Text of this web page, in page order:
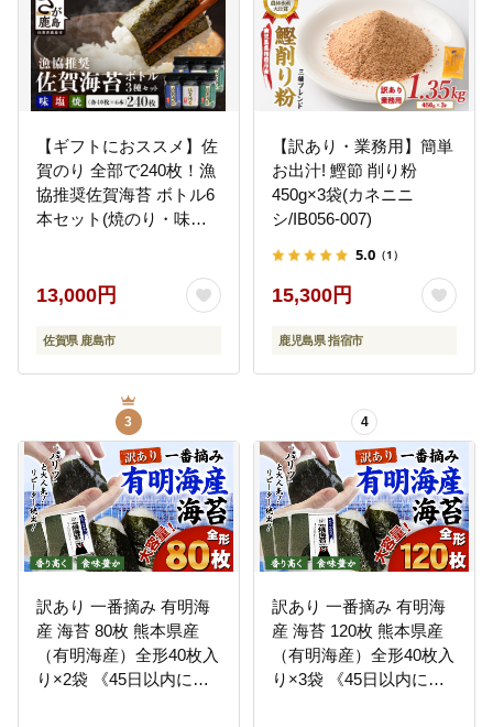
【ギフトにおススメ】佐
賀のり 全部で240枚！漁
協推奨佐賀海苔 ボトル6
本セット(焼のり・味の
13,000円
佐賀県 鹿島市
【訳あり・業務用】簡単
お出汁! 鰹節 削り粉
450g×3袋(カネニニ
シ/IB056-007)
5.0 （1）
15,300円
鹿児島県 指宿市
3
訳あり 一番摘み 有明海
産 海苔 80枚 熊本県産
（有明海産）全形40枚入
り×2袋 《45日以内に出
4
訳あり 一番摘み 有明海
産 海苔 120枚 熊本県産
（有明海産）全形40枚入
り×3袋 《45日以内に出